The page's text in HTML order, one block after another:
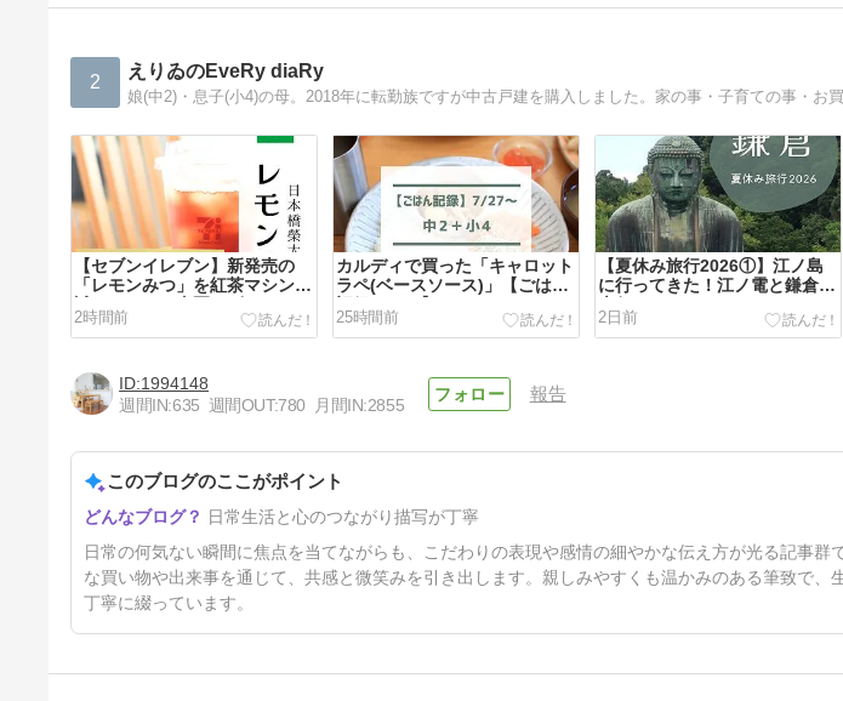
2 えりゐのEveRy diaRy
【セブンイレブン】新発売の
「レモンみつ」を紅茶マシンで
試してみた！真夏にピッタリ♪
2時間前
カルディで買った「キャロット
ラペ(ベースソース)」【ごはん
記録7/27～】
25時間前
【夏休み旅行2026①】江ノ島
に行ってきた！江ノ電と鎌倉の
大仏
2日前
加梅干し・シャンプー・数か月
4日前
1994148
週間IN:635 週間OUT:780 月間IN:2855
報告
このブログのここがポイント
日常生活と心のつながり描写が丁寧
日常の何気ない瞬間に焦点を当てながらも、こだわりの表現や感情の細やかな伝え方が光る記事群
な買い物や出来事を通じて、共感と微笑みを引き出します。親しみやすくも温かみのある筆致で、
丁寧に綴っています。